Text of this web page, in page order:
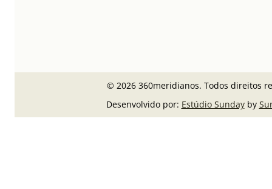
© 2026 360meridianos. Todos direitos
Desenvolvido por: Estúdio Sundayby